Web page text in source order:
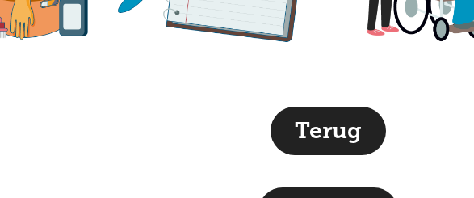
Terug